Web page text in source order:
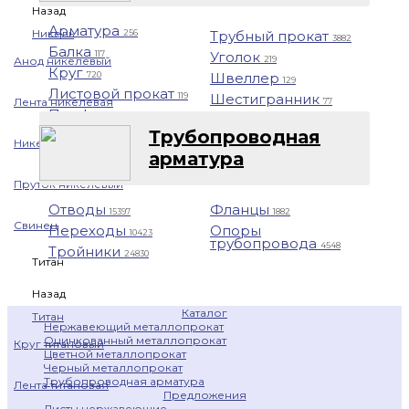
Назад
Никель
Анод никелевый
Лента никелевая
Никелевая проволока
Пруток никелевый
Свинец
Титан
Назад
Титан
Круг титановый
Лента титановая
Арматура 256
Балка117
Круг 720
Листовой прокат119
Профнастил
Трубный прокат 3882
Уголок 219
Швеллер129
Шестигранник 77
Трубопроводная
арматура
Отводы15397
Переходы10423
Тройники 24830
Фланцы1882
Опоры
трубопровода 4548
Каталог
Нержавеющий металлопрокат
Оцинкованный металлопрокат
Цветной металлопрокат
Черный металлопрокат
Трубопроводная арматура
Предложения